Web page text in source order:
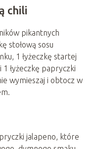
chili
pikantnych
stołową sosu
1 łyżeczkę startej
1 łyżeczkę papryczki
wymieszaj i obtocz w
jalapeno, które